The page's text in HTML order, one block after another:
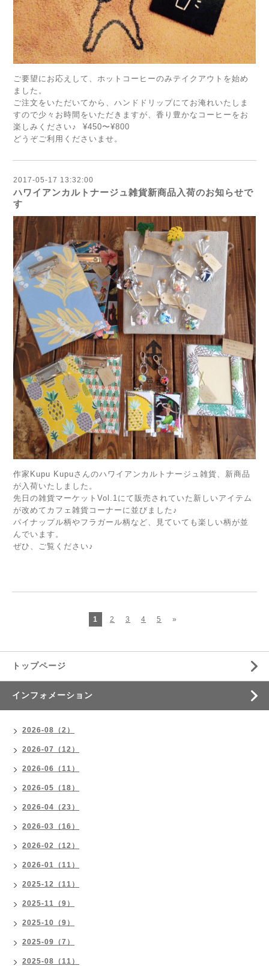
ご要望にお応えして、ホットコーヒーのみテイクアウトを始め
ました。
ご注文をいただいてから、ハンドドリップにてお淹れいたしま
すので少々お時間をいただきますが、香り豊かなコーヒーをお
楽しみください♪ ¥450〜¥800
どうぞご利用くださいませ。
2017-05-17 13:32:00
ハワイアンカルトナージュ雑貨新商品入荷のお知らせで
す
作家Kupu Kupuさんのハワイアンカルトナージュ雑貨、新商品
が入荷いたしました。
先日の雑貨マーケットVol.1にて販売されていた新しいアイテム
が改めてカフェ雑貨コーナーに並びました♪
パイナップル柄やフラガール柄など、見ていても楽しい柄が並
んでいます。
ぜひ、ご覧ください♪
1 2 3 4 5 »
トップページ
インフォメーション
2026-08（2）
2026-07（12）
2026-06（11）
2026-05（18）
2026-04（23）
2026-03（16）
2026-02（12）
2026-01（11）
2025-12（11）
2025-11（9）
2025-10（9）
2025-09（7）
2025-08（11）